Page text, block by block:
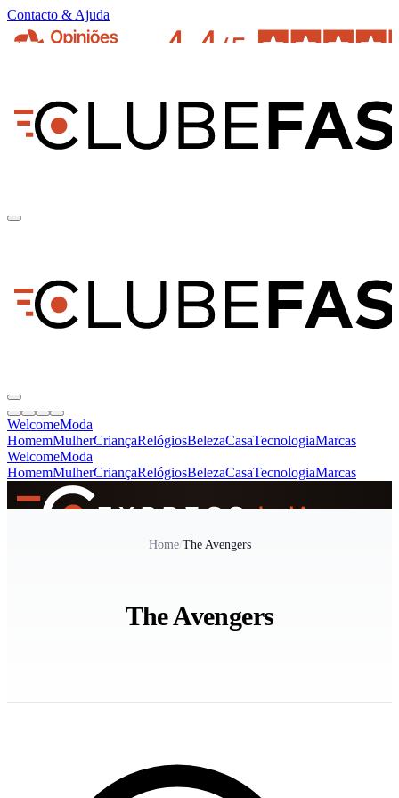
Contacto & Ajuda
WelcomeModa
HomemMulherCriançaRelógiosBelezaCasaTecnologiaMarcas
WelcomeModa
HomemMulherCriançaRelógiosBelezaCasaTecnologiaMarcas
Home/The Avengers
The Avengers